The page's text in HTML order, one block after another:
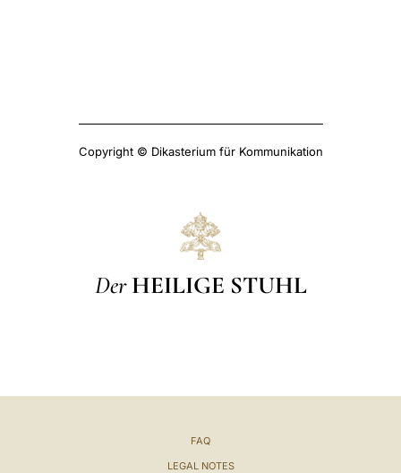
Copyright © Dikasterium für Kommunikation
Der HEILIGE STUHL
FAQ
LEGAL NOTES